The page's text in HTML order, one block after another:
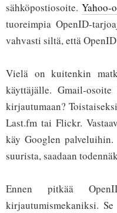
sähköpostiosoite.Yahoo-
tuoreimpia OpenID-
vahvasti siltä, että
Vielä on kuitenkin
käyttäjälle. Gmail-
kirjautumaan?
Last.fm tai Flickr.
käy Googlen
suurista, saadaan
Ennen pitkää
kirjautumismekaniksi.